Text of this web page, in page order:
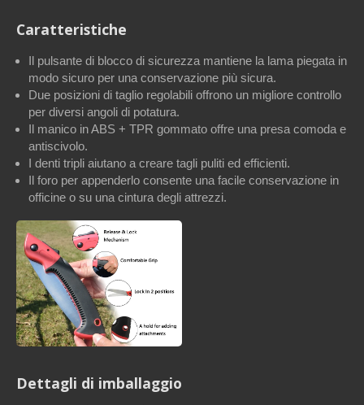
Caratteristiche
Il pulsante di blocco di sicurezza mantiene la lama piegata in
modo sicuro per una conservazione più sicura.
Due posizioni di taglio regolabili offrono un migliore controllo
per diversi angoli di potatura.
Il manico in ABS + TPR gommato offre una presa comoda e
antiscivolo.
I denti tripli aiutano a creare tagli puliti ed efficienti.
Il foro per appenderlo consente una facile conservazione in
officine o su una cintura degli attrezzi.
Dettagli di imballaggio